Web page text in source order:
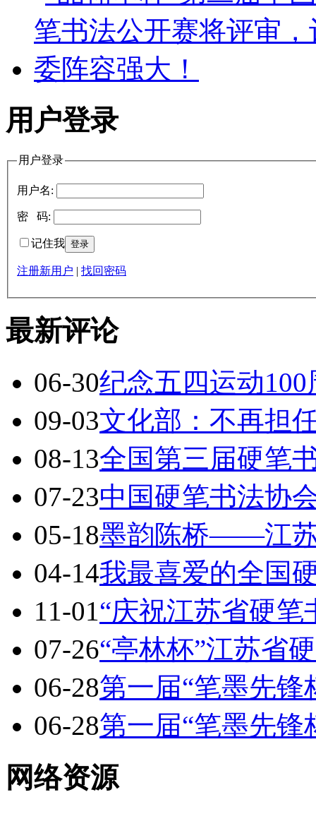
用户登录
用户登录
用户名:
密 码:
记住我
注册新用户 | 找回密码
最新评论
06-30纪念五四运动
09-03文化部：不再担
08-13全国第三届硬笔
07-23中国硬笔书法协
05-18墨韵陈桥——江
04-14我最喜爱的全国
11-01“庆祝江苏省硬
07-26“亭林杯”江苏省
06-28第一届“笔墨先锋
06-28第一届“笔墨先锋
网络资源